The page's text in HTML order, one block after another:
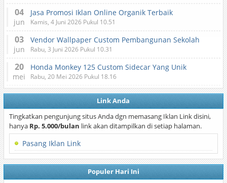
04
jun
Jasa Promosi Iklan Online Organik Terbaik
Kamis, 4 Juni 2026 Pukul 10.51
03
jun
Vendor Wallpaper Custom Pembangunan Sekolah
Rabu, 3 Juni 2026 Pukul 10.31
20
mei
Honda Monkey 125 Custom Sidecar Yang Unik
Rabu, 20 Mei 2026 Pukul 18.16
Link Anda
Tingkatkan pengunjung situs Anda dgn memasang Iklan Link disini,
hanya Rp. 5.000/bulan link akan ditampilkan di setiap halaman.
Pasang Iklan Link
Populer Hari Ini